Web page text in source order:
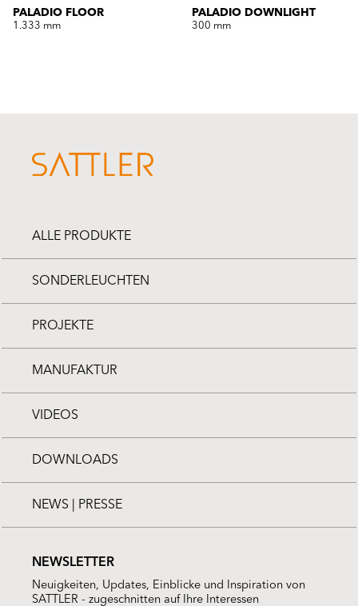
PALADIO FLOOR
1.333 mm
PALADIO DOWNLIGHT
300 mm
ALLE PRODUKTE
SONDERLEUCHTEN
PROJEKTE
MANUFAKTUR
VIDEOS
DOWNLOADS
NEWS | PRESSE
NEWSLETTER
Neuigkeiten, Updates, Einblicke und Inspiration von
SATTLER - zugeschnitten auf Ihre Interessen